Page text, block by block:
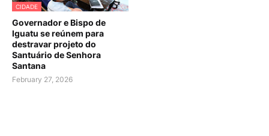
CIDADE
Governador e Bispo de
Iguatu se reúnem para
destravar projeto do
Santuário de Senhora
Santana
February 27, 2026